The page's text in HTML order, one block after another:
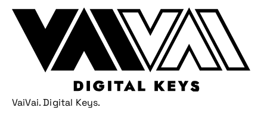
VaiVai. Digital Keys.